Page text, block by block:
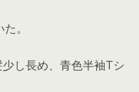
。
し長め、青色半袖Tシ